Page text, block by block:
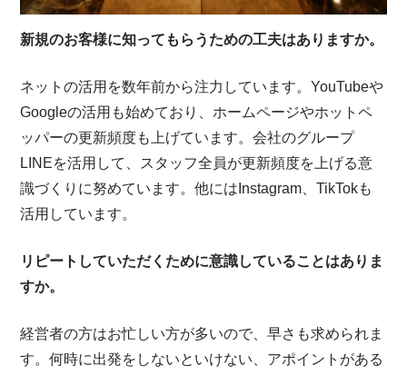
新規のお客様に知ってもらうための工夫はありますか。
ネットの活用を数年前から注力しています。YouTubeや
Googleの活用も始めており、ホームページやホットペ
ッパーの更新頻度も上げています。会社のグループ
LINEを活用して、スタッフ全員が更新頻度を上げる意
識づくりに努めています。他にはInstagram、TikTokも
活用しています。
リピートしていただくために意識していることはありま
すか。
経営者の方はお忙しい方が多いので、早さも求められま
す。何時に出発をしないといけない、アポイントがある